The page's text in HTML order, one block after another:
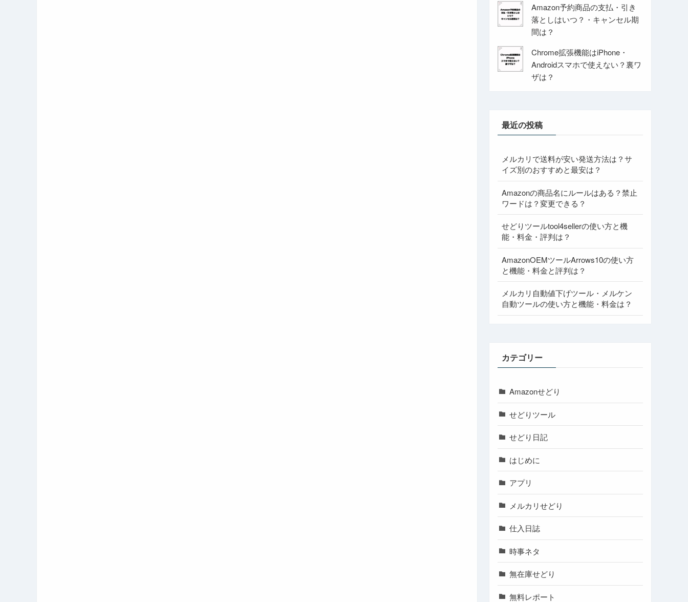
Amazon予約商品の支払・引き
落としはいつ？・キャンセル期
間は？
Chrome拡張機能はiPhone・
Androidスマホで使えない？裏ワ
ザは？
最近の投稿
メルカリで送料が安い発送方法は？サ
イズ別のおすすめと最安は？
Amazonの商品名にルールはある？禁止
ワードは？変更できる？
せどりツールtool4sellerの使い方と機
能・料金・評判は？
AmazonOEMツールArrows10の使い方
と機能・料金と評判は？
メルカリ自動値下げツール・メルケン
自動ツールの使い方と機能・料金は？
カテゴリー
Amazonせどり
せどりツール
せどり日記
はじめに
アプリ
メルカリせどり
仕入日誌
時事ネタ
無在庫せどり
無料レポート